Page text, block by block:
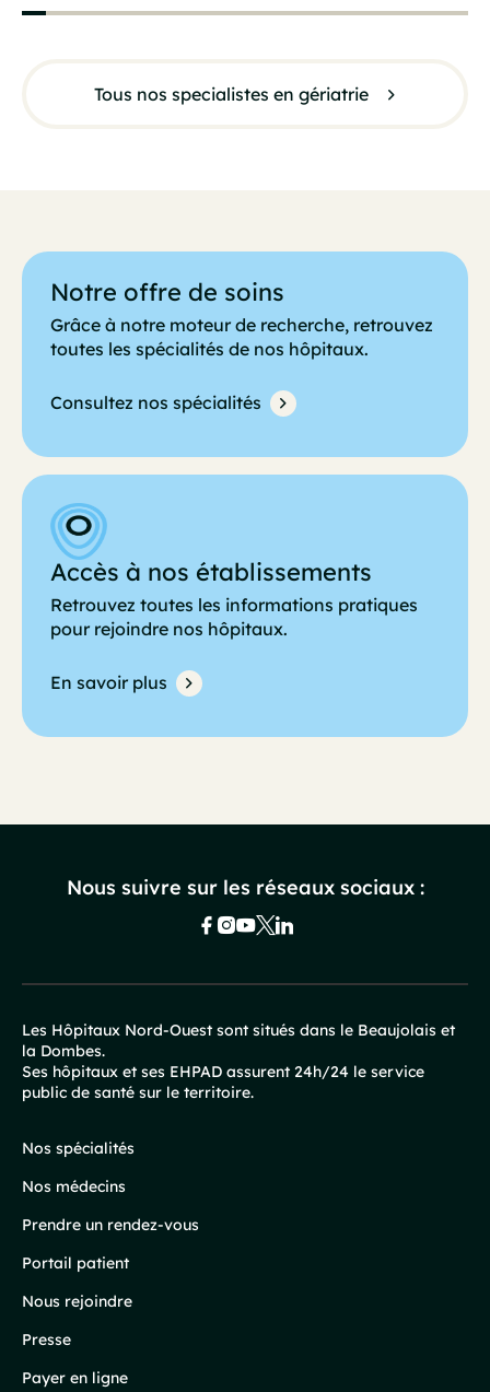
Tous nos specialistes en gériatrie
Notre offre de soins
Grâce à notre moteur de recherche, retrouvez
toutes les spécialités de nos hôpitaux.
Consultez nos spécialités
Accès à nos établissements
Retrouvez toutes les informations pratiques
pour rejoindre nos hôpitaux.
En savoir plus
Nous suivre sur les réseaux sociaux :
Pied
de
page
Les Hôpitaux Nord-Ouest sont situés dans le Beaujolais et
la Dombes.
Ses hôpitaux et ses EHPAD assurent 24h/24 le service
public de santé sur le territoire.
Nos spécialités
Nos médecins
Prendre un rendez-vous
Portail patient
Nous rejoindre
Presse
Payer en ligne